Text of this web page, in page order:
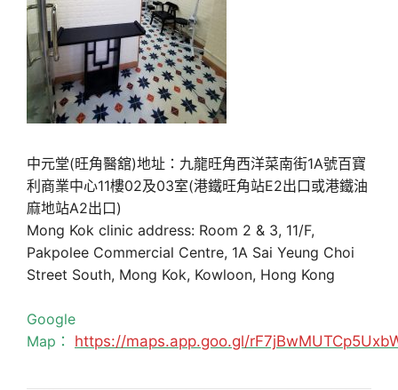
中元堂(旺角醫舘)地址：九龍旺角西洋菜南街1A號百寶
利商業中心11樓02及03室(港鐵旺角站E2出口或港鐵油
麻地站A2出口)
Mong Kok clinic address: Room 2 & 3, 11/F,
Pakpolee Commercial Centre, 1A Sai Yeung Choi
Street South, Mong Kok, Kowloon, Hong Kong
Google
Map： https://maps.app.goo.gl/